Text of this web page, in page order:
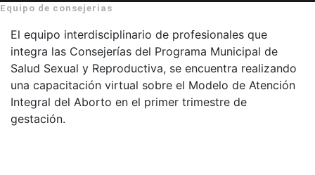
Equipo de consejerias
El equipo interdisciplinario de profesionales que
integra las Consejerías del Programa Municipal de
Salud Sexual y Reproductiva, se encuentra realizando
una capacitación virtual sobre el Modelo de Atención
Integral del Aborto en el primer trimestre de
gestación.